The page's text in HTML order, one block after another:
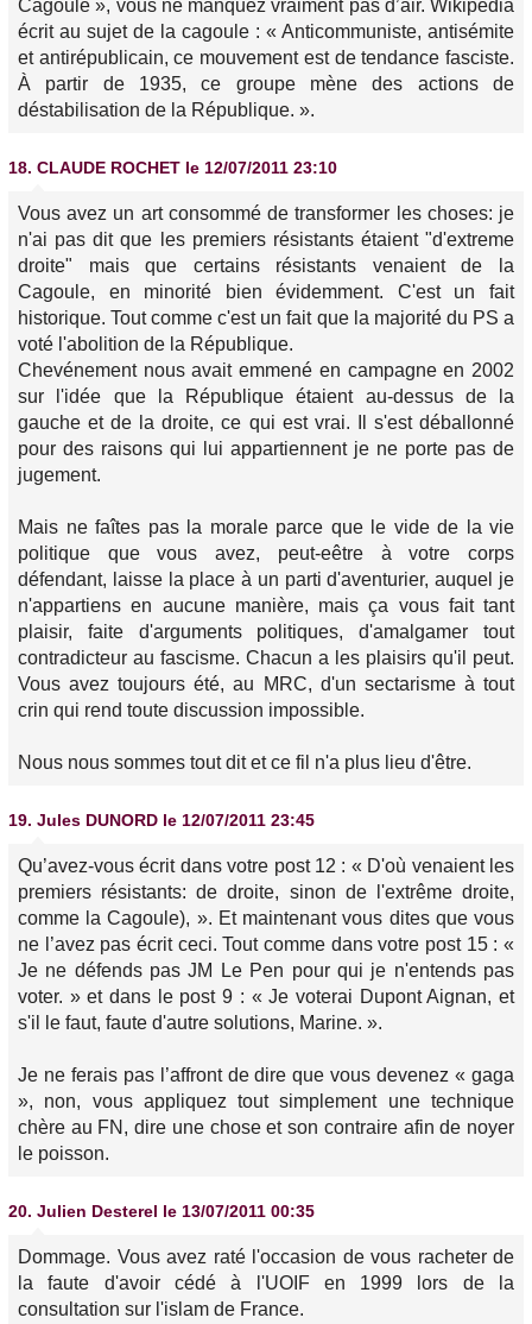
Cagoule », vous ne manquez vraiment pas d’air. Wikipédia
écrit au sujet de la cagoule : « Anticommuniste, antisémite
et antirépublicain, ce mouvement est de tendance fasciste.
À partir de 1935, ce groupe mène des actions de
déstabilisation de la République. ».
18. CLAUDE ROCHET le 12/07/2011 23:10
Vous avez un art consommé de transformer les choses: je
n'ai pas dit que les premiers résistants étaient "d'extreme
droite" mais que certains résistants venaient de la
Cagoule, en minorité bien évidemment. C'est un fait
historique. Tout comme c'est un fait que la majorité du PS a
voté l'abolition de la République.
Chevénement nous avait emmené en campagne en 2002
sur l'idée que la République étaient au-dessus de la
gauche et de la droite, ce qui est vrai. Il s'est déballonné
pour des raisons qui lui appartiennent je ne porte pas de
jugement.
Mais ne faîtes pas la morale parce que le vide de la vie
politique que vous avez, peut-eêtre à votre corps
défendant, laisse la place à un parti d'aventurier, auquel je
n'appartiens en aucune manière, mais ça vous fait tant
plaisir, faite d'arguments politiques, d'amalgamer tout
contradicteur au fascisme. Chacun a les plaisirs qu'il peut.
Vous avez toujours été, au MRC, d'un sectarisme à tout
crin qui rend toute discussion impossible.
Nous nous sommes tout dit et ce fil n'a plus lieu d'être.
19. Jules DUNORD le 12/07/2011 23:45
Qu’avez-vous écrit dans votre post 12 : « D'où venaient les
premiers résistants: de droite, sinon de l'extrême droite,
comme la Cagoule), ». Et maintenant vous dites que vous
ne l’avez pas écrit ceci. Tout comme dans votre post 15 : «
Je ne défends pas JM Le Pen pour qui je n'entends pas
voter. » et dans le post 9 : « Je voterai Dupont Aignan, et
s'il le faut, faute d'autre solutions, Marine. ».
Je ne ferais pas l’affront de dire que vous devenez « gaga
», non, vous appliquez tout simplement une technique
chère au FN, dire une chose et son contraire afin de noyer
le poisson.
20. Julien Desterel le 13/07/2011 00:35
Dommage. Vous avez raté l'occasion de vous racheter de
la faute d'avoir cédé à l'UOIF en 1999 lors de la
consultation sur l'islam de France.